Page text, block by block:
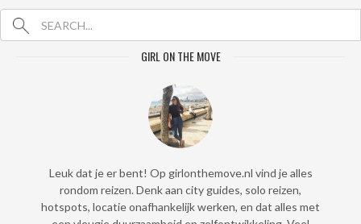
GIRL ON THE MOVE
Leuk dat je er bent! Op girlonthemove.nl vind je alles
rondom reizen. Denk aan city guides, solo reizen,
hotspots, locatie onafhankelijk werken, en dat alles met